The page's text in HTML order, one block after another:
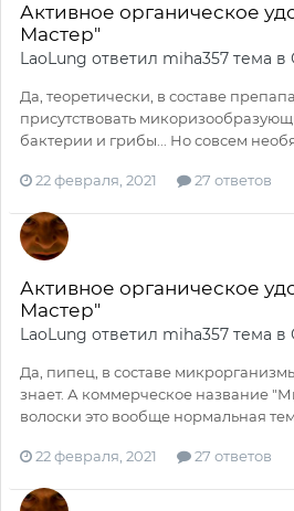
Активное органическое
Мастер"
LaoLung ответил miha357 тема в
Да, теоретически, в составе
присутствовать
бактерии и грибы... Но совсем
22 февраля, 2021 27 ответов
Активное органическое
Мастер"
LaoLung ответил miha357 тема в
Да, пипец, в составе
знает. А коммерческое название
волоски это вообще нормальная
22 февраля, 2021 27 ответов